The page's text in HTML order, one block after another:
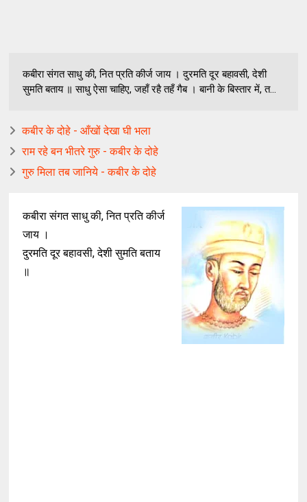
कबीरा संगत साधु की, नित प्रति कीर्ज जाय । दुरमति दूर बहावसी, देशी
सुमति बताय ॥ साधु ऐसा चाहिए, जहाँ रहै तहँ गैब । बानी के बिस्तार में, त...
कबीर के दोहे - आँखों देखा घी भला
राम रहे बन भीतरे गुरु - कबीर के दोहे
गुरु मिला तब जानिये - कबीर के दोहे
कबीरा संगत साधु की, नित प्रति कीर्ज
जाय ।
दुरमति दूर बहावसी, देशी सुमति बताय
॥